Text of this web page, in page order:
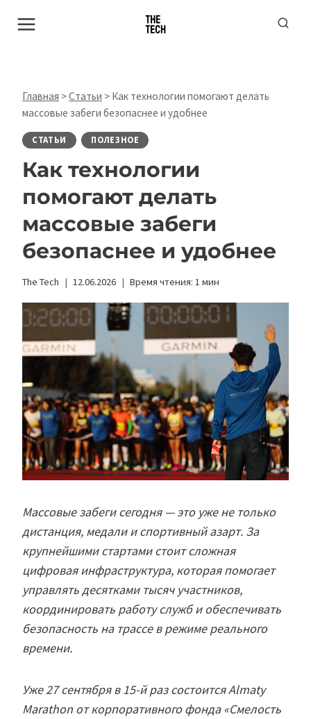
Главная >Статьи > Как технологии помогают делать
массовые забеги безопаснее и удобнее
СТАТЬИ ПОЛЕЗНОЕ
Как технологии
помогают делать
массовые забеги
безопаснее и удобнее
The Tech 12.06.2026 Время чтения: 1 мин
Массовые забеги сегодня — это уже не только
дистанция, медали и спортивный азарт. За
крупнейшими стартами стоит сложная
цифровая инфраструктура, которая помогает
управлять десятками тысяч участников,
координировать работу служб и обеспечивать
безопасность на трассе в режиме реального
времени.
Уже 27 сентября в 15-й раз состоится Almaty
Marathon от корпоративного фонда «Смелость